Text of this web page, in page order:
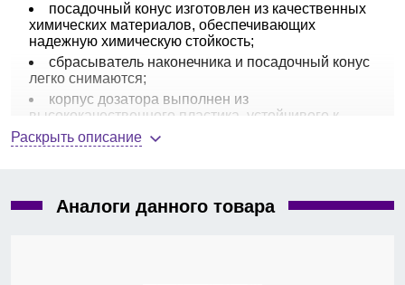
посадочный конус изготовлен из качественных
химических материалов, обеспечивающих
надежную химическую стойкость;
сбрасыватель наконечника и посадочный конус
легко снимаются;
корпус дозатора выполнен из
высококачественного пластика, устойчивого к
химически активным средам;
Раскрыть описание
Аналоги данного товара